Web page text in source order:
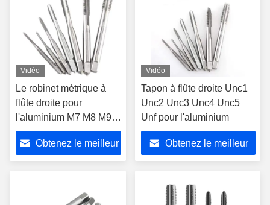
Vidéo
Le robinet métrique à
flûte droite pour
l'aluminium M7 M8 M9
M10
Obtenez le meilleur
Vidéo
Tapon à flûte droite Unc1
Unc2 Unc3 Unc4 Unc5
Unf pour l'aluminium
Obtenez le meilleur